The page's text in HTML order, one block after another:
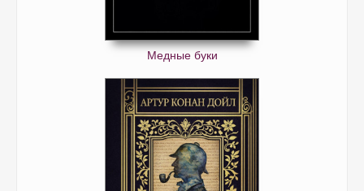
Медные буки